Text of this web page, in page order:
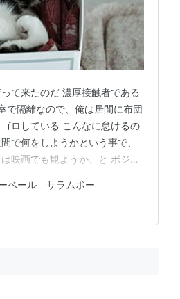
て来たのだ 濃厚接触者である
で隔離なので、俺は居間に布団
ロしている こんなに怠けるの
で何をしようかという事で、
映画でも観ようか、と ポジテ
『惑星ソラリス』、トリュフ
ベール サラムボー